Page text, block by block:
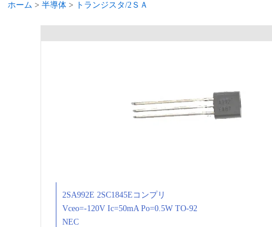
ホーム > 半導体 > トランジスタ/2ＳＡ
2SA992E 2SC1845Eコンプリ
Vceo=-120V Ic=50mA Po=0.5W TO-92
NEC